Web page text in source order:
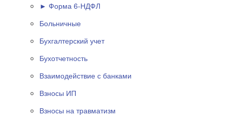
► Форма 6-НДФЛ
Больничные
Бухгалтерский учет
Бухотчетность
Взаимодействие с банками
Взносы ИП
Взносы на травматизм